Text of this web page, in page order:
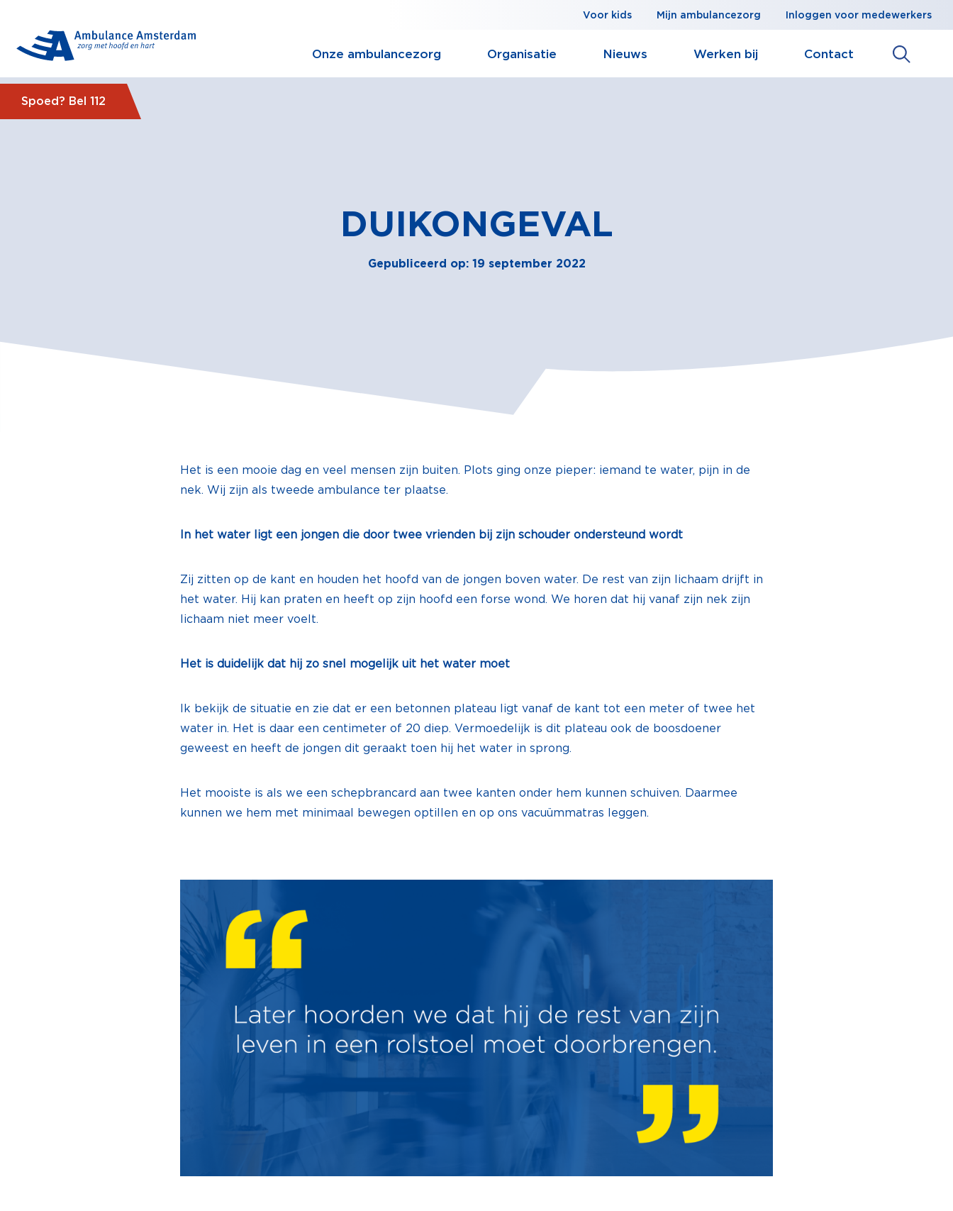
Voor kids Mijn ambulancezorg Inloggen voor medewerkers
Onze ambulancezorg Organisatie Nieuws Werken bij Contact
Spoed? Bel 112
DUIKONGEVAL
Gepubliceerd op: 19 september 2022
Het is een mooie dag en veel mensen zijn buiten. Plots ging onze pieper: iemand te water, pijn in de
nek. Wij zijn als tweede ambulance ter plaatse.
In het water ligt een jongen die door twee vrienden bij zijn schouder ondersteund wordt
Zij zitten op de kant en houden het hoofd van de jongen boven water. De rest van zijn lichaam drijft in
het water. Hij kan praten en heeft op zijn hoofd een forse wond. We horen dat hij vanaf zijn nek zijn
lichaam niet meer voelt.
Het is duidelijk dat hij zo snel mogelijk uit het water moet
Ik bekijk de situatie en zie dat er een betonnen plateau ligt vanaf de kant tot een meter of twee het
water in. Het is daar een centimeter of 20 diep. Vermoedelijk is dit plateau ook de boosdoener
geweest en heeft de jongen dit geraakt toen hij het water in sprong.
Het mooiste is als we een schepbrancard aan twee kanten onder hem kunnen schuiven. Daarmee
kunnen we hem met minimaal bewegen optillen en op ons vacuümmatras leggen.